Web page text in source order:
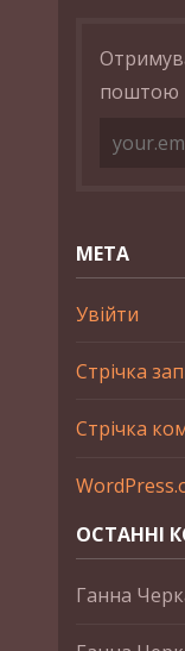
поштою
МЕТА
Увійти
Стрічка
Стрічка
ОСТАННІ
Ганна